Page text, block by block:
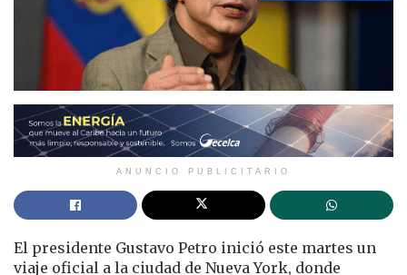
ANUNCIO PUBLICITARIO
El presidente Gustavo Petro inició este martes un
viaje oficial a la ciudad de Nueva York, donde